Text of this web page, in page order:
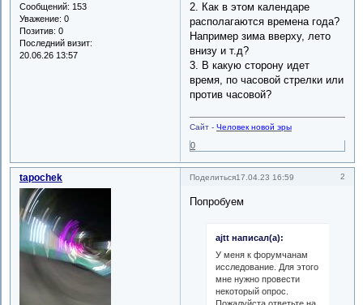
Сообщений: 153
Уважение: 0
Позитив: 0
Последний визит:
20.06.26 13:57
2. Как в этом календаре
располагаются времена года?
Например зима вверху, лето
внизу и т.д?
3. В какую сторону идет
время, по часовой стрелки или
против часовой?
Сайт -Человек новой эры
0
Поделиться 2
17.04.23 16:59
tapochek
Попробуем
ajtt написал(а):
У меня к форумчанам
исследование. Для этого
мне нужно провести
некоторый опрос.
Пожалуйста ответьте на